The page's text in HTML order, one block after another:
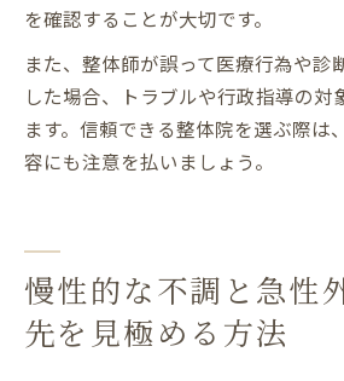
を確認することが大切です。
また、整体師が誤って医療行為や診
した場合、トラブルや行政指導の対
ます。信頼できる整体院を選ぶ際は
容にも注意を払いましょう。
慢性的な不調と急性
先を見極める方法